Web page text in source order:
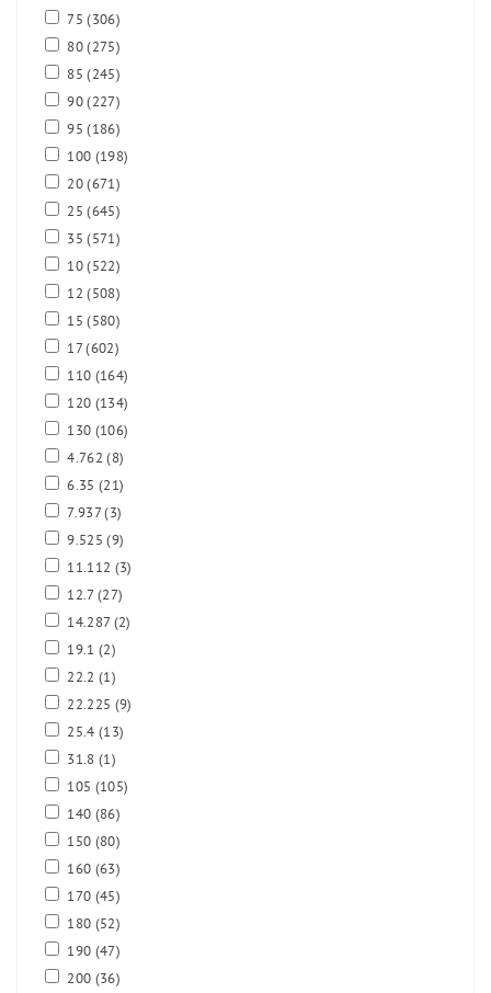
75(306)
80(275)
85(245)
90(227)
95(186)
100 (198)
20(671)
25(645)
35(571)
10(522)
12(508)
15(580)
17(602)
110 (164)
120 (134)
130 (106)
4.762(8)
6.35 (21)
7.937(3)
9.525(9)
11.112 (3)
12.7(27)
14.287(2)
19.1 (2)
22.2 (1)
22.225 (9)
25.4 (13)
31.8 (1)
105 (105)
140 (86)
150 (80)
160 (63)
170 (45)
180 (52)
190 (47)
200 (36)